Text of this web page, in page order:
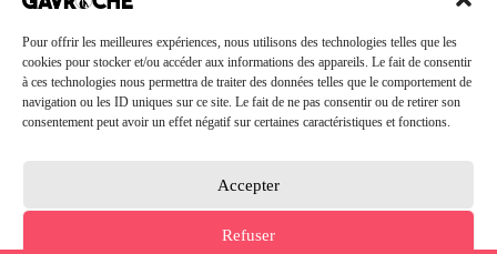
Pour offrir les meilleures expériences, nous utilisons des technologies telles que les
cookies pour stocker et/ou accéder aux informations des appareils. Le fait de consentir
à ces technologies nous permettra de traiter des données telles que le comportement de
navigation ou les ID uniques sur ce site. Le fait de ne pas consentir ou de retirer son
consentement peut avoir un effet négatif sur certaines caractéristiques et fonctions.
Accepter
Refuser
emails. Vous pouvez vous désinscrire à tout
moment. Consulteznotre politique de confidentialité
pour plus d’informations.
Faire un don à l'association